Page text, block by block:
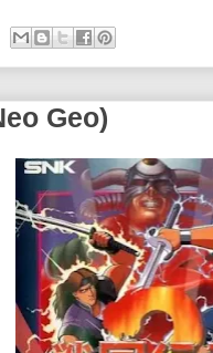
Geo)